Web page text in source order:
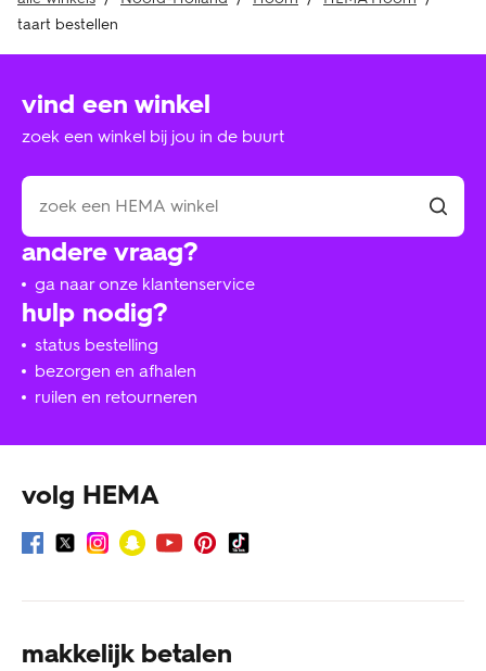
taart bestellen
hulp nodig?
status bestelling
bezorgen en afhalen
ruilen en retourneren
andere vraag?
ga naar onze klantenservice
vind een winkel
zoek een winkel bij jou in de buurt
volg HEMA
makkelijk betalen